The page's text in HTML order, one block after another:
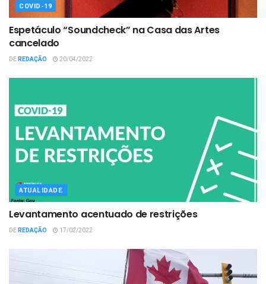
COVID-19
Espetáculo “Soundcheck” na Casa das Artes
cancelado
DEREDAÇÃO 20/04/2022
ATUALIDADE
Levantamento acentuado de restrições
DEREDAÇÃO 17/02/2022